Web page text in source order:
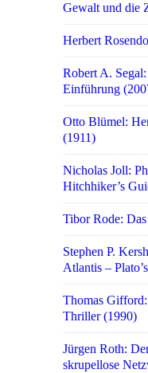
Gewalt und die
Herbert
Robert A.
Einführung
Otto Blümel:
(1911)
Nicholas Joll:
Hitchhiker’s
Tibor Rode:
Stephen P.
Atlantis –
Thomas
Thriller (1990)
Jürgen Roth:
skrupellose